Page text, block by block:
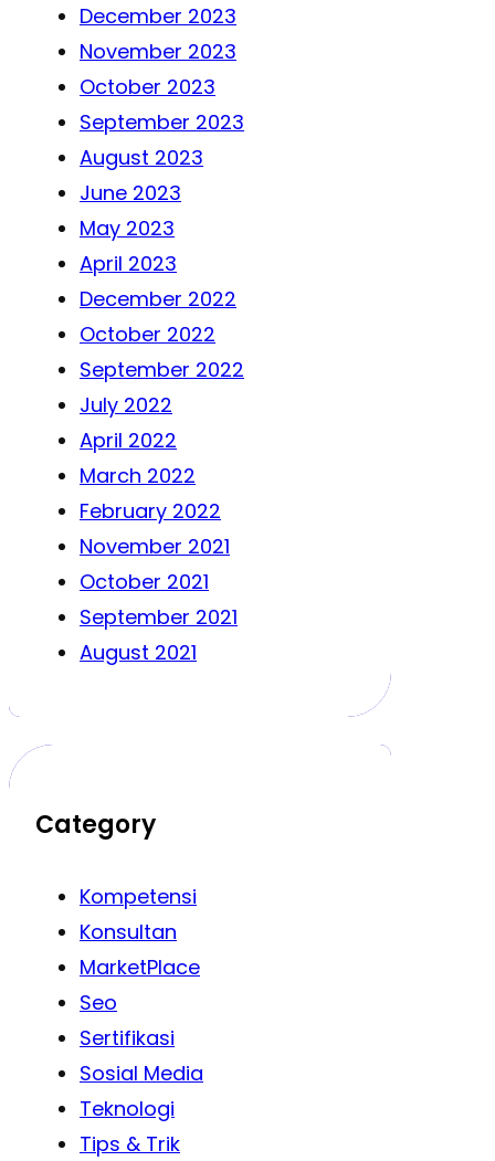
December 2023
November 2023
October 2023
September 2023
August 2023
June 2023
May 2023
April 2023
December 2022
October 2022
September 2022
July 2022
April 2022
March 2022
February 2022
November 2021
October 2021
September 2021
August 2021
Category
Kompetensi
Konsultan
MarketPlace
Seo
Sertifikasi
Sosial Media
Teknologi
Tips & Trik